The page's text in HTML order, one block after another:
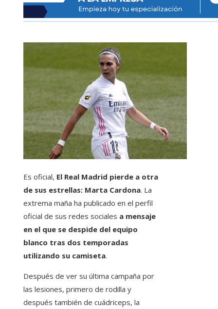
Es oficial, El Real Madrid pierde a otra
de sus estrellas: Marta Cardona. La
extrema maña ha publicado en el perfil
oficial de sus redes sociales a mensaje
en el que se despide del equipo
blanco tras dos temporadas
utilizando su camiseta.
Después de ver su última campaña por
las lesiones, primero de rodilla y
después también de cuádriceps, la